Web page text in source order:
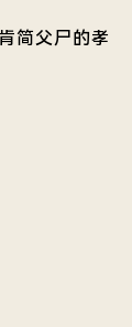
简父尸的孝